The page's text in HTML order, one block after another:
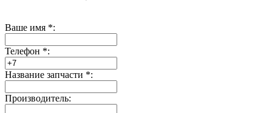
Ваше имя *:
Телефон *:
Название запчасти *:
Производитель: